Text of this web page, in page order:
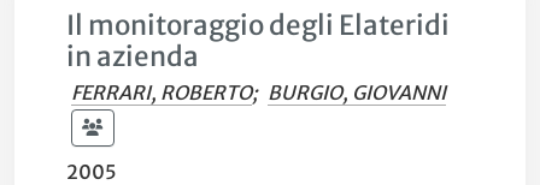
Il monitoraggio degli Elateridi
in azienda
FERRARI, ROBERTO; BURGIO, GIOVANNI
2005